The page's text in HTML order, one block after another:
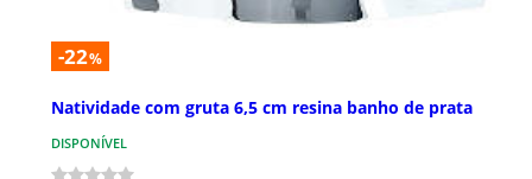
-22%
Natividade com gruta 6,5 cm resina banho de prata
DISPONÍVEL